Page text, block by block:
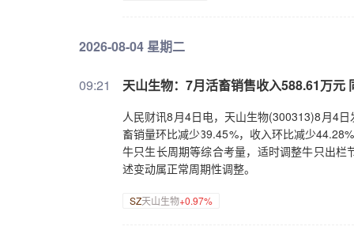
2026-08-04 星期二
09:21 天山生物：7月活畜销售收入588.61万元
人民财讯8月4日电，天山生物(300313)8月4
畜销量环比减少39.45%，收入环比减少
牛只生长周期等综合考量，适时调整牛只出
述变动属正常周期性调整。
SZ天山生物+0.97%